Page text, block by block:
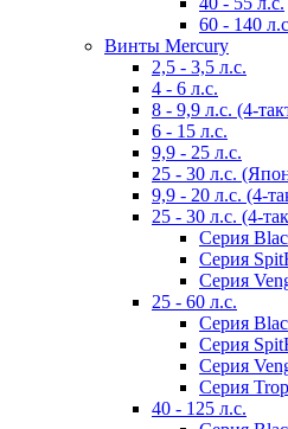
60 - 140
Винты Mercury
2,5 - 3,5 л.с.
4 - 6 л.с.
8 - 9,9 л.с. (4-
6 - 15 л.с.
9,9 - 25 л.с.
25 - 30 л.с.
9,9 - 20 л.с. (4-
25 - 30 л.с. (4-
Серия
Серия
Серия
25 - 60 л.с.
Серия
Серия
Серия
Серия
40 - 125 л.с.